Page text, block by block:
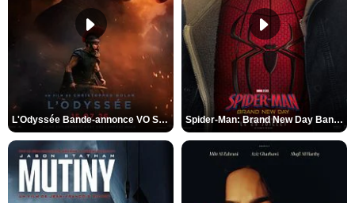
L'Odyssée Bande-annonce VO STFR Spider-Man: Brand New Day Bande-annonce VO STFR